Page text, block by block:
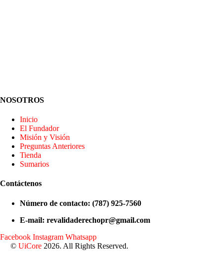
NOSOTROS
Inicio
El Fundador
Misión y Visión
Preguntas Anteriores
Tienda
Sumarios
Contáctenos
Número de contacto: (787) 925-7560
E-mail: revalidaderechopr@gmail.com
Facebook Instagram Whatsapp
©UiCore 2026. All Rights Reserved.